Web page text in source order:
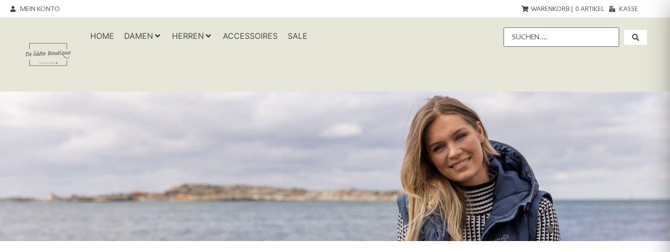
MEIN KONTO WARENKORB | 0 ARTIKEL KASSE
HOME DAMEN HERREN ACCESSOIRES SALE